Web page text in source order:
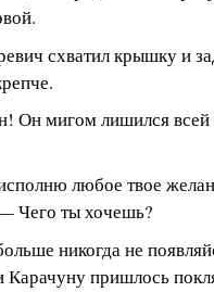
схватил крышку и
Он мигом лишился
любое твое
Чего ты хочешь?
никогда не
Карачуну пришлось